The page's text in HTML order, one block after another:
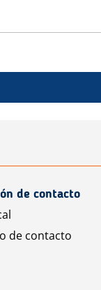
de contacto
de contacto